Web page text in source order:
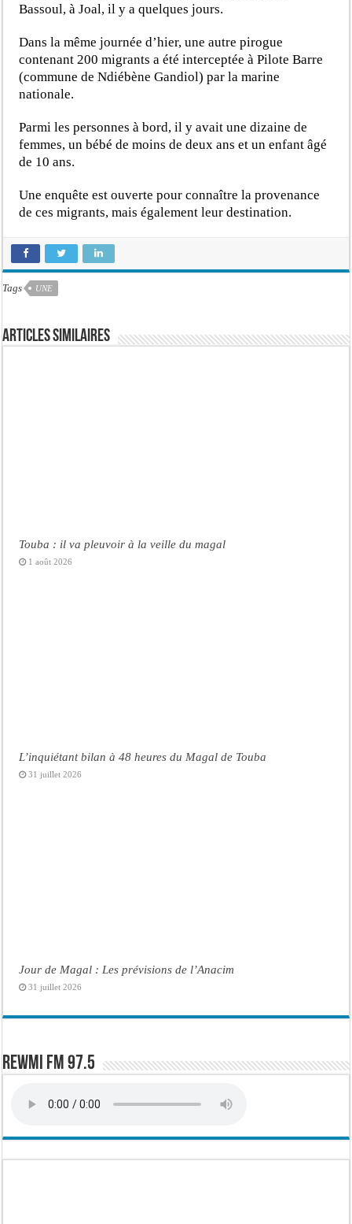
Bassoul, à Joal, il y a quelques jours.
Dans la même journée d’hier, une autre pirogue
contenant 200 migrants a été interceptée à Pilote Barre
(commune de Ndiébène Gandiol) par la marine
nationale.
Parmi les personnes à bord, il y avait une dizaine de
femmes, un bébé de moins de deux ans et un enfant âgé
de 10 ans.
Une enquête est ouverte pour connaître la provenance
de ces migrants, mais également leur destination.
Tags UNE
Articles similaires
Touba : il va pleuvoir à la veille du magal
1 août 2026
L’inquiétant bilan à 48 heures du Magal de Touba
31 juillet 2026
Jour de Magal : Les prévisions de l’Anacim
31 juillet 2026
Rewmi FM 97.5